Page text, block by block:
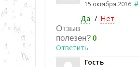
15 октября 2016 #
Да / Нет
Отзыв
полезен? 0
Ответить
Гость